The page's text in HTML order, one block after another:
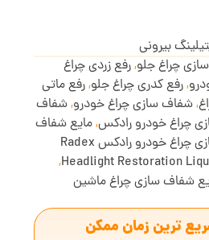
بیرونی
چراغ جلو,رفع زردی چراغ
,رفع کدری چراغ جلو,رفع ماتی
,شفاف سازی چراغ خودرو,شفاف
چراغ خودرو رادکس,مایع شفاف
سازی چراغ خودرو رادکس Radex
Headlight Restoration
,
شفاف سازی چراغ ماشین
ترین زمان ممکن